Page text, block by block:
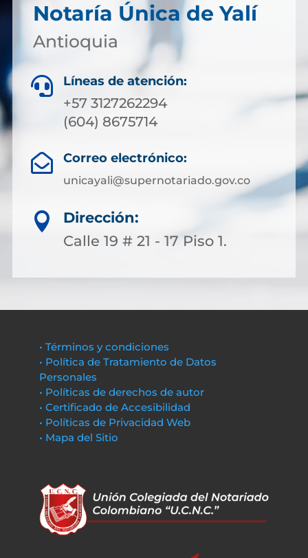
Notaría Única de Yalí
Antioquia
 Líneas de atención:
+57 3127262294
(604) 8675714
 Correo electrónico:
unicayali@supernotariado.gov.co

Dirección:
Calle 19 # 21 - 17 Piso 1.
• Términos y condiciones
• Política de Tratamiento de Datos
Personales
• Políticas de derechos de autor
• Certificado de Accesibilidad
• Políticas de Privacidad Web
• Mapa del Sitio